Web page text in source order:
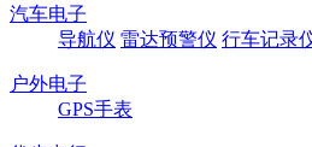
汽车电子
导航仪 雷达预警仪 行车记录
户外电子
GPS手表